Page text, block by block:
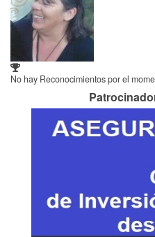
No hay Reconocimientos por el